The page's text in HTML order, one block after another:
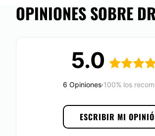
momento para poder garantizar los
Doctora Maria Lucchesiy su
Financiación o facilidades de pago:
OPINIONES SOBRE
5.0
6 Opiniones·100% los
ESCRIBIR MI